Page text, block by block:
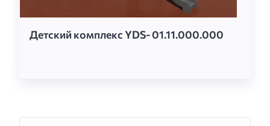
Детский комплекс YDS- 01.11.000.000